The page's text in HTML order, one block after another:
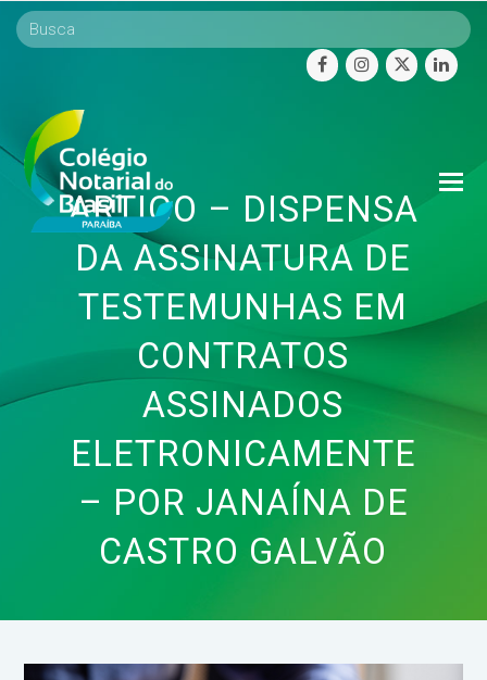
facebookinstagram
twitter
ARTIGO – DISPENSA
DA ASSINATURA DE
TESTEMUNHAS EM
CONTRATOS
ASSINADOS
ELETRONICAMENTE
– POR JANAÍNA DE
CASTRO GALVÃO